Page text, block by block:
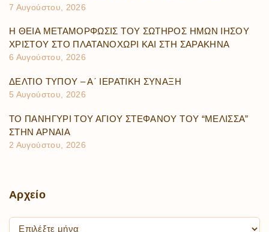
7 Αυγούστου, 2026
Η ΘΕΙΑ ΜΕΤΑΜΟΡΦΩΣΙΣ ΤΟΥ ΣΩΤΗΡΟΣ ΗΜΩΝ ΙΗΣΟΥ
ΧΡΙΣΤΟΥ ΣΤΟ ΠΛΑΤΑΝΟΧΩΡΙ ΚΑΙ ΣΤΗ ΣΑΡΑΚΗΝΑ
6 Αυγούστου, 2026
ΔΕΛΤΙΟ ΤΥΠΟΥ – Α΄ ΙΕΡΑΤΙΚΗ ΣΥΝΑΞΗ
5 Αυγούστου, 2026
ΤΟ ΠΑΝΗΓΥΡΙ ΤΟΥ ΑΓΙΟΥ ΣΤΕΦΑΝΟΥ ΤΟΥ “ΜΕΛΙΣΣΑ”
ΣΤΗΝ ΑΡΝΑΙΑ
2 Αυγούστου, 2026
Αρχείο